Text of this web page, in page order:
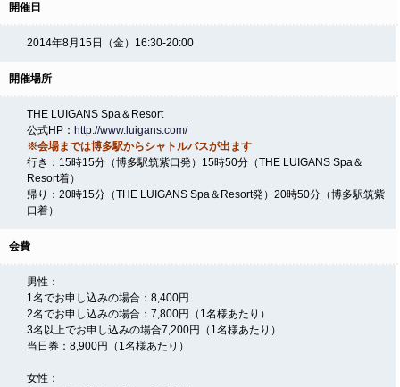
開催日
2014年8月15日（金）16:30-20:00
開催場所
THE LUIGANS Spa＆Resort
公式HP： http://www.luigans.com/
※会場までは博多駅からシャトルバスが出ます
行き：15時15分（博多駅筑紫口発）15時50分（THE LUIGANS Spa＆
Resort着）
帰り：20時15分（THE LUIGANS Spa＆Resort発）20時50分（博多駅筑紫
口着）
会費
男性：
1名でお申し込みの場合：8,400円
2名でお申し込みの場合：7,800円（1名様あたり）
3名以上でお申し込みの場合7,200円（1名様あたり）
当日券：8,900円（1名様あたり）
女性：